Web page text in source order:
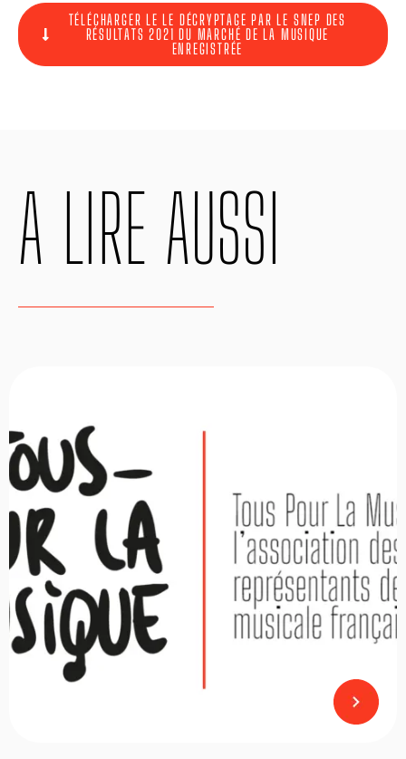
TÉLÉCHARGER LE LE DÉCRYPTAGE PAR LE SNEP DES
RÉSULTATS 2021 DU MARCHÉ DE LA MUSIQUE
ENREGISTRÉE
A LIRE AUSSI